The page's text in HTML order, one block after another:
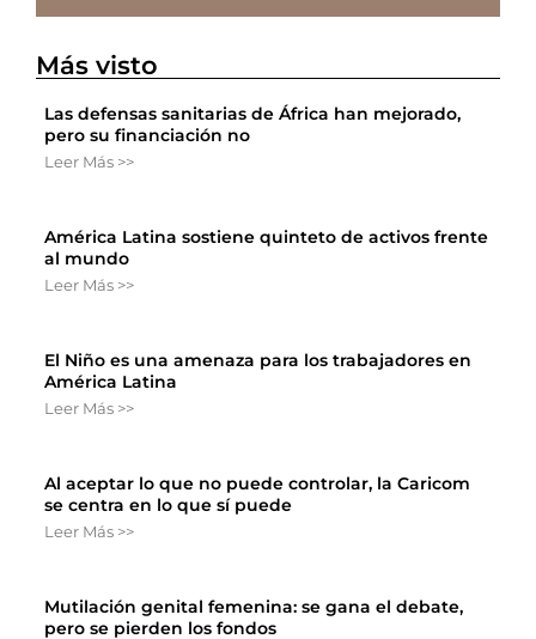
Más visto
Las defensas sanitarias de África han mejorado,
pero su financiación no
Leer Más >>
América Latina sostiene quinteto de activos frente
al mundo
Leer Más >>
El Niño es una amenaza para los trabajadores en
América Latina
Leer Más >>
Al aceptar lo que no puede controlar, la Caricom
se centra en lo que sí puede
Leer Más >>
Mutilación genital femenina: se gana el debate,
pero se pierden los fondos